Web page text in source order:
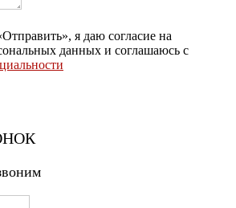
я даю согласие на
данных и соглашаюсь с